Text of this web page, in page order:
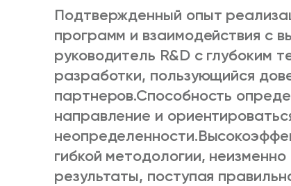
Подтвержденный опыт
программ и взаимодействия с
руководитель R&D с глубоким
разработки, пользующийся
партнеров.Способность
направление и
неопределенности.
гибкой методологии,
результаты, поступая